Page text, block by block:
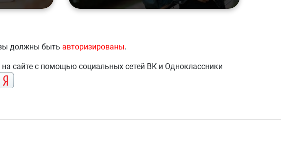
должны быть авторизированы.
сайте с помощью социальных сетей ВК и Одноклассники